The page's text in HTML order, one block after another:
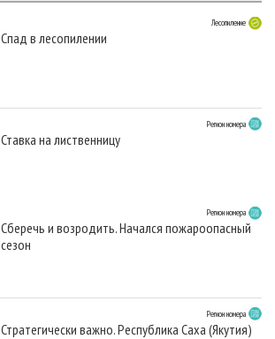
Лесопиление
Спад в лесопилении
Регион номера
Ставка на лиственницу
Регион номера
Сберечь и возродить. Начался пожароопасный
сезон
Регион номера
Стратегически важно. Республика Саха (Якутия)